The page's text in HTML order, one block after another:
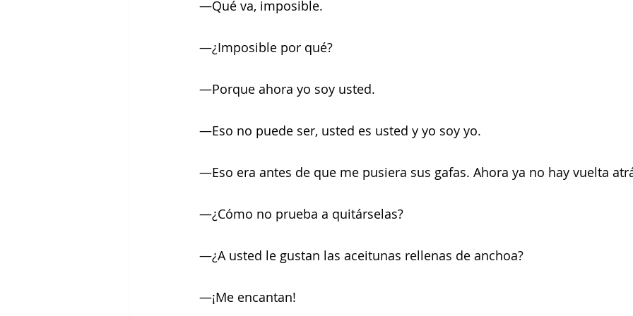
—Qué va, imposible.
—¿Imposible por qué?
—Porque ahora yo soy usted.
—Eso no puede ser, usted es usted y yo soy yo.
—Eso era antes de que me pusiera sus gafas. Ahora ya no hay vuelta
—¿Cómo no prueba a quitárselas?
—¿A usted le gustan las aceitunas rellenas de anchoa?
—¡Me encantan!